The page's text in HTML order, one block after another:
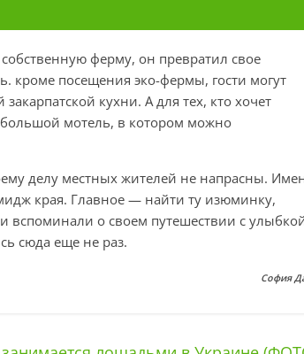
ферму, он превратил свое
кроме посещения эко-фермы, гости могут
кухни. А для тех, кто хочет
мотель, в котором можно
делу местных жителей не напрасны.
края. Главное — найти ту изюминку,
вспоминали о своем путешествии с
сюда еще не раз.
София